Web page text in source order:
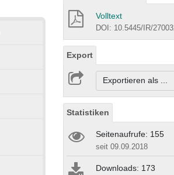
Volltext
DOI: 10.5445/IR/
Export
Exportieren als ...
Statistiken
Seitenaufrufe: 155
seit 09.09.2018
Downloads: 173